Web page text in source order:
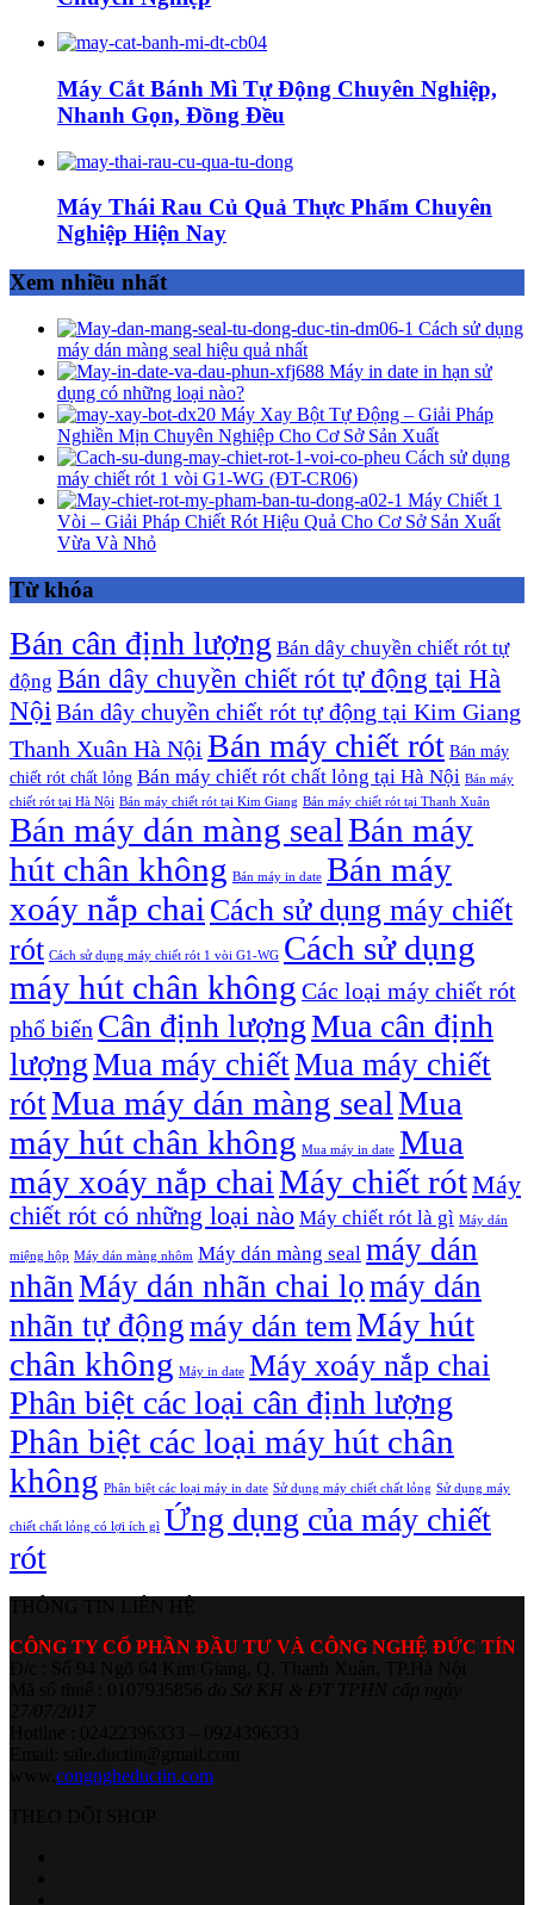
Máy Cắt Bánh Mì Tự Động Chuyên Nghiệp,
Nhanh Gọn, Đồng Đều
Máy Thái Rau Củ Quả Thực Phẩm Chuyên
Nghiệp Hiện Nay
Xem nhiều nhất
Cách sử dụng
máy dán màng seal hiệu quả nhất
Máy in date in hạn sử
dụng có những loại nào?
Máy Xay Bột Tự Động – Giải Pháp
Nghiền Mịn Chuyên Nghiệp Cho Cơ Sở Sản Xuất
Cách sử dụng
máy chiết rót 1 vòi G1-WG (ĐT-CR06)
Máy Chiết 1
Vòi – Giải Pháp Chiết Rót Hiệu Quả Cho Cơ Sở Sản Xuất
Vừa Và Nhỏ
Từ khóa
Bán cân định lượng Bán dây chuyền chiết rót tự
động Bán dây chuyền chiết rót tự động tại Hà
NộiBán dây chuyền chiết rót tự động tại Kim Giang
Thanh Xuân Hà Nội Bán máy chiết rót Bán máy
chiết rót chất lỏng Bán máy chiết rót chất lỏng tại Hà Nội Bán máy
chiết rót tại Hà Nội Bán máy chiết rót tại Kim Giang Bán máy chiết rót tại Thanh Xuân
Bán máy dán màng sealBán máy
hút chân không Bán máy in date Bán máy
xoáy nắp chai Cách sử dụng máy chiết
rót Cách sử dụng máy chiết rót 1 vòi G1-WG Cách sử dụng
máy hút chân không Các loại máy chiết rót
phổ biến Cân định lượngMua cân định
lượngMua máy chiếtMua máy chiết
rótMua máy dán màng sealMua
máy hút chân không Mua máy in date Mua
máy xoáy nắp chaiMáy chiết rótMáy
chiết rót có những loại nào Máy chiết rót là gì Máy dán
miệng hộp Máy dán màng nhôm Máy dán màng seal máy dán
nhãnMáy dán nhãn chai lọmáy dán
nhãn tự độngmáy dán temMáy hút
chân không Máy in date Máy xoáy nắp chai
Phân biệt các loại cân định lượng
Phân biệt các loại máy hút chân
không Phân biệt các loại máy in date Sử dụng máy chiết chất lỏng Sử dụng máy
chiết chất lỏng có lợi ích gì Ứng dụng của máy chiết
rót
CÔNG TY CỔ PHẦN ĐẦU TƯ VÀ CÔNG NGHỆ ĐỨC TÍN
congngheductin.com